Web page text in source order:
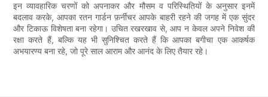
इन व्यावहारिक चरणों को अपनाकर और मौसम व परिस्थितियों के अनुसार इनमें
बदलाव करके, आपका रतन गार्डन फ़र्नीचर आपके बाहरी रहने की जगह में एक सुंदर
और टिकाऊ विशेषता बना रहेगा। उचित रखरखाव से, आप न केवल अपने निवेश की
रक्षा करते हैं, बल्कि यह भी सुनिश्चित करते हैं कि आपका बगीचा एक आकर्षक
अभयारण्य बना रहे, जो पूरे साल आराम और आनंद के लिए तैयार रहे।